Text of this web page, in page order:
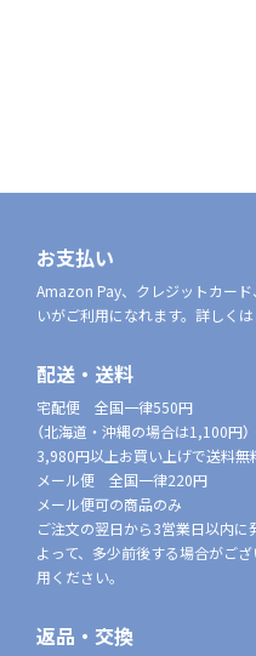
お支払い
Amazon Pay、クレジットカー
いがご利用になれます。詳しく
配送・送料
宅配便 全国一律550円
（北海道・沖縄の場合は1,100円）
3,980円以上お買い上げで送料無
メール便 全国一律220円
メール便可の商品のみ
ご注文の翌日から3営業日以内
よって、多少前後する場合がご
用ください。
返品・交換